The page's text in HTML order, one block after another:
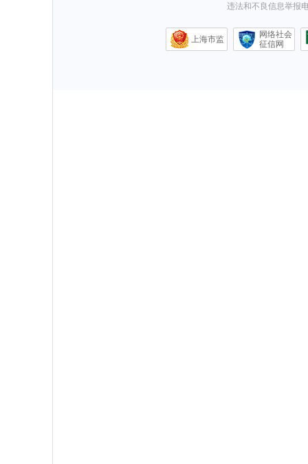
违法和不良信息举报
上海市监
网络社会
征信网